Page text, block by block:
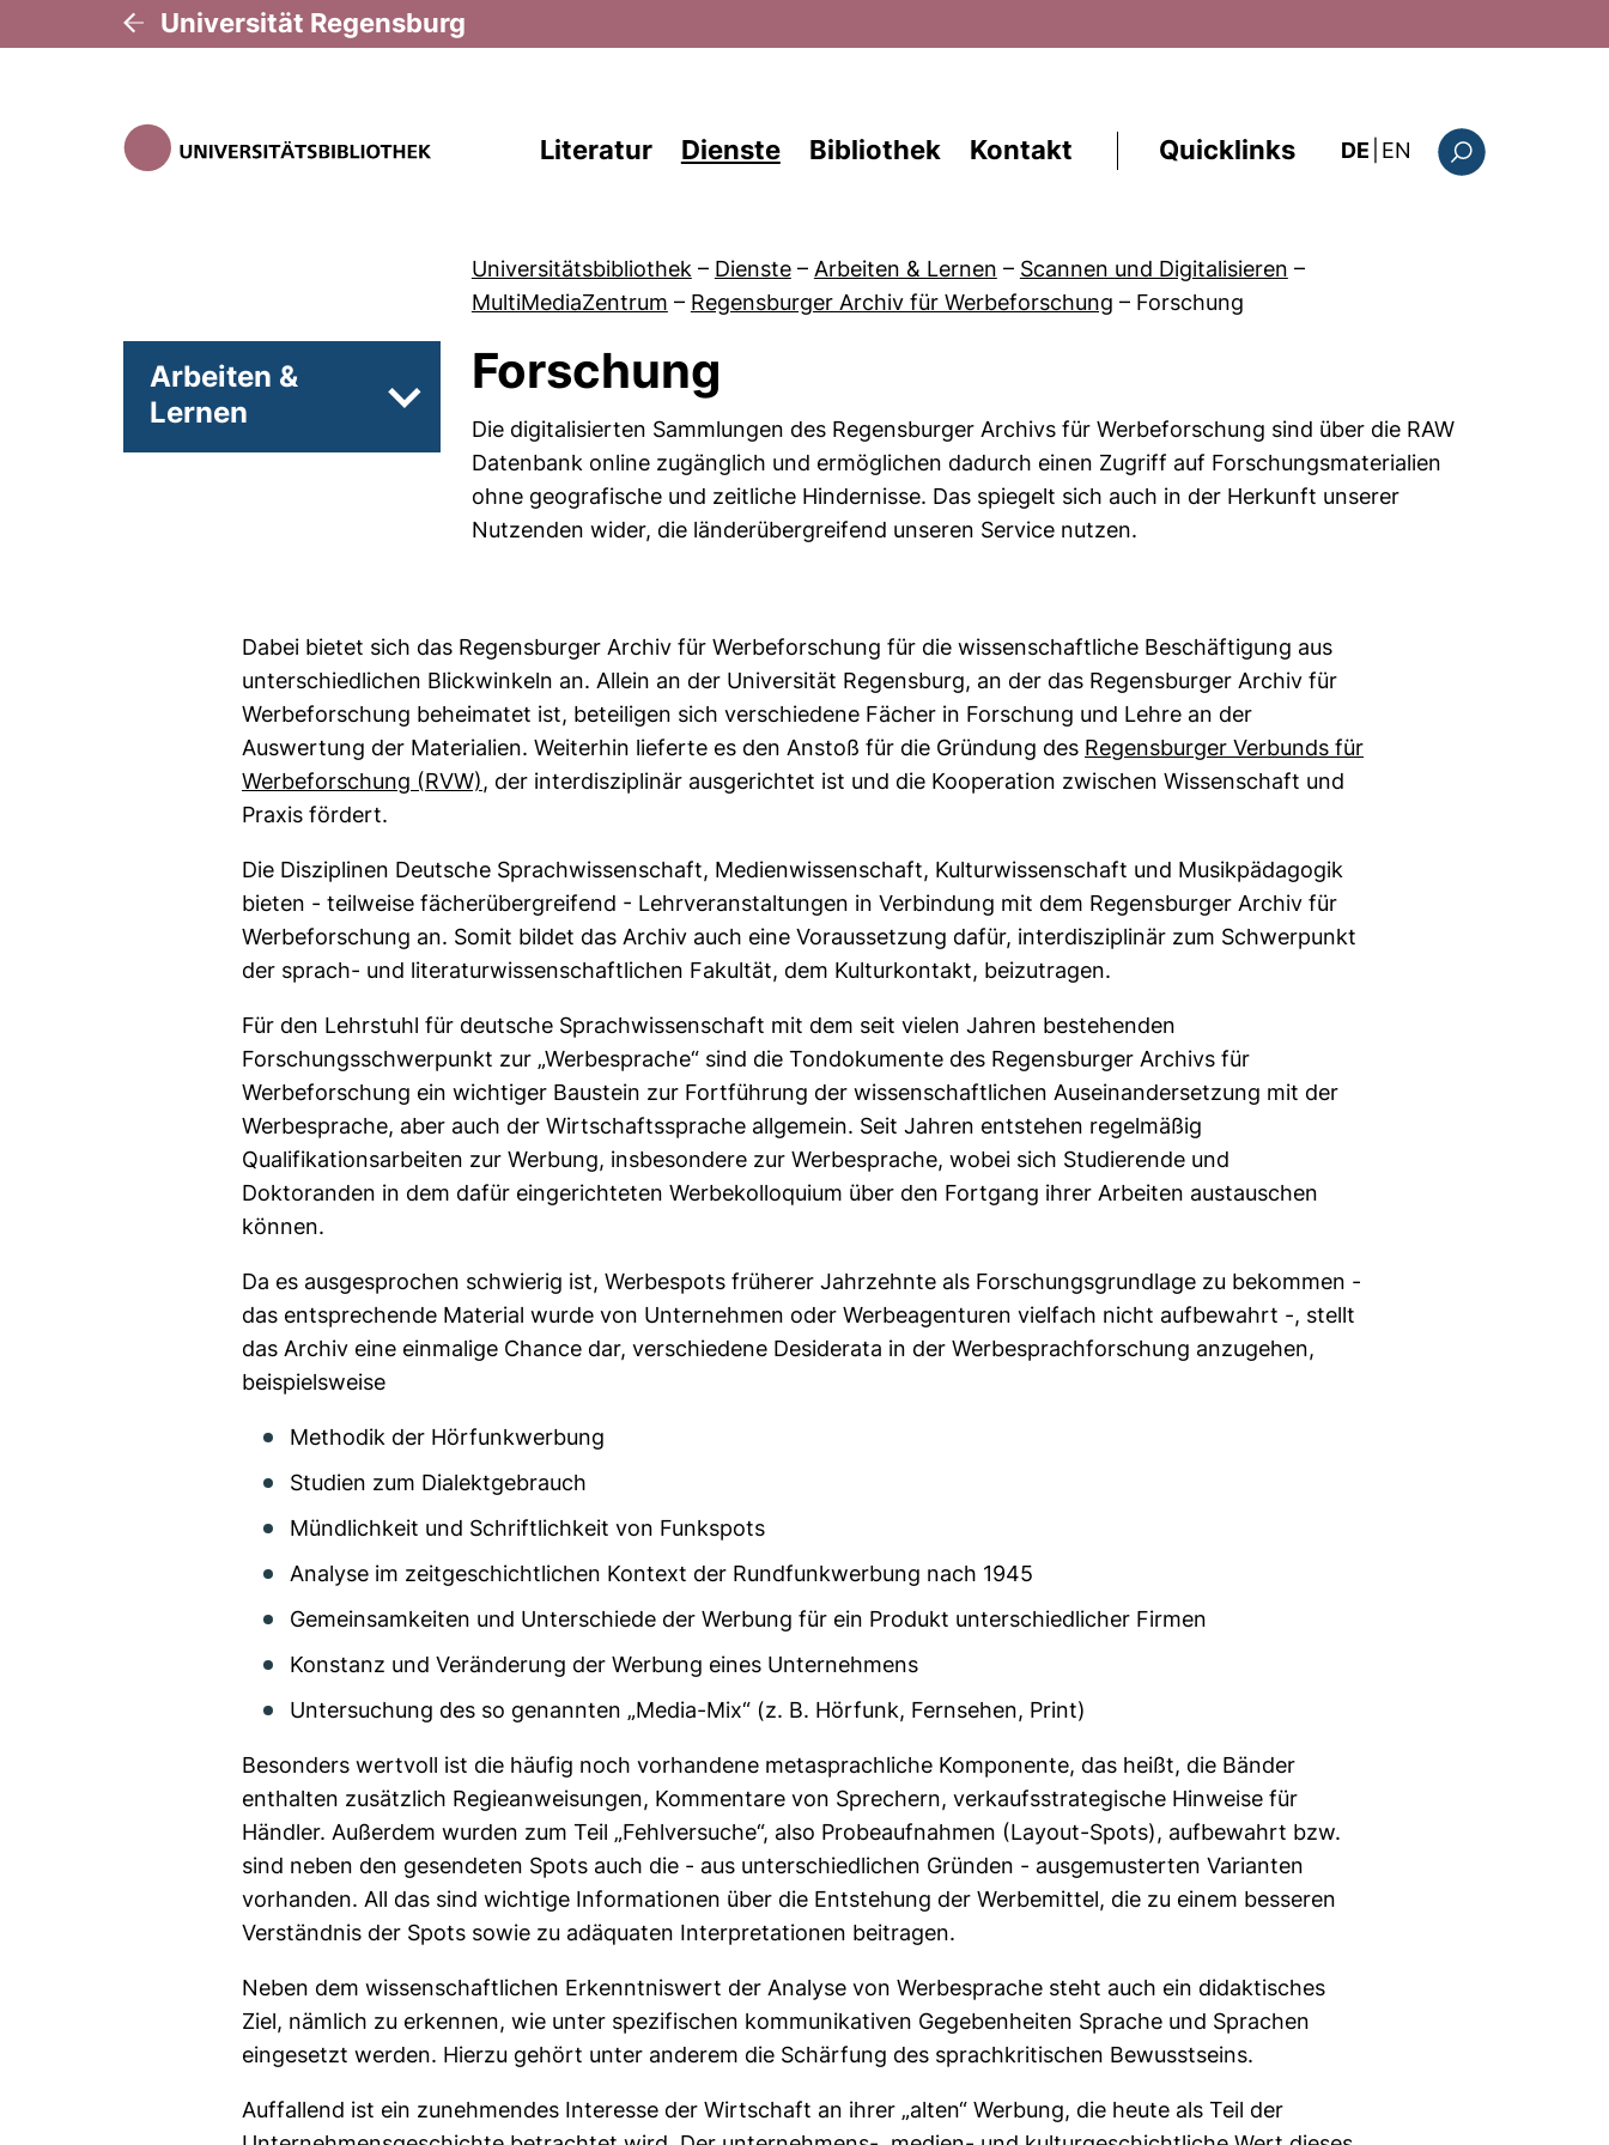
Universität Regensburg
Literatur Dienste Bibliothek Kontakt Quicklinks DE EN : the current page
Universitätsbibliothek – Dienste – Arbeiten & Lernen – Scannen und Digitalisieren –
MultiMediaZentrum – Regensburger Archiv für Werbeforschung – Forschung
Arbeiten &
Lernen
Unterseiten von Öffnungszeiten
Forschung
Die digitalisierten Sammlungen des Regensburger Archivs für Werbeforschung sind über die RAW
Datenbank online zugänglich und ermöglichen dadurch einen Zugriff auf Forschungsmaterialien
ohne geografische und zeitliche Hindernisse. Das spiegelt sich auch in der Herkunft unserer
Nutzenden wider, die länderübergreifend unseren Service nutzen.
Dabei bietet sich das Regensburger Archiv für Werbeforschung für die wissenschaftliche Beschäftigung aus
unterschiedlichen Blickwinkeln an. Allein an der Universität Regensburg, an der das Regensburger Archiv für
Werbeforschung beheimatet ist, beteiligen sich verschiedene Fächer in Forschung und Lehre an der
Auswertung der Materialien. Weiterhin lieferte es den Anstoß für die Gründung des Regensburger Verbunds für
Werbeforschung (RVW) (externer Link, öffnet neues Fenster)
, der interdisziplinär ausgerichtet ist und die Kooperation zwischen Wissenschaft und
Praxis fördert.
Die Disziplinen Deutsche Sprachwissenschaft, Medienwissenschaft, Kulturwissenschaft und Musikpädagogik
bieten - teilweise fächerübergreifend - Lehrveranstaltungen in Verbindung mit dem Regensburger Archiv für
Werbeforschung an. Somit bildet das Archiv auch eine Voraussetzung dafür, interdisziplinär zum Schwerpunkt
der sprach- und literaturwissenschaftlichen Fakultät, dem Kulturkontakt, beizutragen.
Für den Lehrstuhl für deutsche Sprachwissenschaft mit dem seit vielen Jahren bestehenden
Forschungsschwerpunkt zur „Werbesprache“ sind die Tondokumente des Regensburger Archivs für
Werbeforschung ein wichtiger Baustein zur Fortführung der wissenschaftlichen Auseinandersetzung mit der
Werbesprache, aber auch der Wirtschaftssprache allgemein. Seit Jahren entstehen regelmäßig
Qualifikationsarbeiten zur Werbung, insbesondere zur Werbesprache, wobei sich Studierende und
Doktoranden in dem dafür eingerichteten Werbekolloquium über den Fortgang ihrer Arbeiten austauschen
können.
Da es ausgesprochen schwierig ist, Werbespots früherer Jahrzehnte als Forschungsgrundlage zu bekommen -
das entsprechende Material wurde von Unternehmen oder Werbeagenturen vielfach nicht aufbewahrt -, stellt
das Archiv eine einmalige Chance dar, verschiedene Desiderata in der Werbesprachforschung anzugehen,
beispielsweise
Methodik der Hörfunkwerbung
Studien zum Dialektgebrauch
Mündlichkeit und Schriftlichkeit von Funkspots
Analyse im zeitgeschichtlichen Kontext der Rundfunkwerbung nach 1945
Gemeinsamkeiten und Unterschiede der Werbung für ein Produkt unterschiedlicher Firmen
Konstanz und Veränderung der Werbung eines Unternehmens
Untersuchung des so genannten „Media-Mix“ (z. B. Hörfunk, Fernsehen, Print)
Besonders wertvoll ist die häufig noch vorhandene metasprachliche Komponente, das heißt, die Bänder
enthalten zusätzlich Regieanweisungen, Kommentare von Sprechern, verkaufsstrategische Hinweise für
Händler. Außerdem wurden zum Teil „Fehlversuche“, also Probeaufnahmen (Layout-Spots), aufbewahrt bzw.
sind neben den gesendeten Spots auch die - aus unterschiedlichen Gründen - ausgemusterten Varianten
vorhanden. All das sind wichtige Informationen über die Entstehung der Werbemittel, die zu einem besseren
Verständnis der Spots sowie zu adäquaten Interpretationen beitragen.
Neben dem wissenschaftlichen Erkenntniswert der Analyse von Werbesprache steht auch ein didaktisches
Ziel, nämlich zu erkennen, wie unter spezifischen kommunikativen Gegebenheiten Sprache und Sprachen
eingesetzt werden. Hierzu gehört unter anderem die Schärfung des sprachkritischen Bewusstseins.
Auffallend ist ein zunehmendes Interesse der Wirtschaft an ihrer „alten“ Werbung, die heute als Teil der